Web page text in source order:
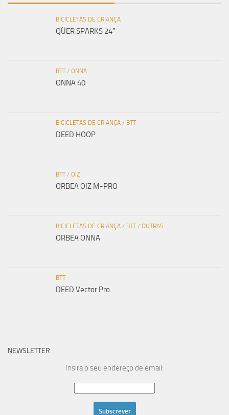
BICICLETAS DE CRIANÇA
QÜER SPARKS 24″
BTT/ ONNA
ONNA 40
BICICLETAS DE CRIANÇA / BTT
DEED HOOP
BTT/ OIZ
ORBEA OIZ M-PRO
BICICLETAS DE CRIANÇA / BTT/ OUTRAS
ORBEA ONNA
BTT
DEED Vector Pro
NEWSLETTER
Insira o seu endereço de email: